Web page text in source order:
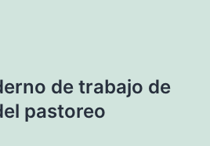
de trabajo de
pastoreo